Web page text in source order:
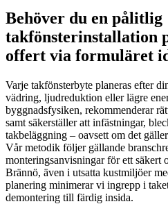
Behöver du en pålitlig
takfönsterinstallation
offert via formuläret
Varje takfönsterbyte planeras efter
vädring, ljudreduktion eller lägre
byggnadsfysiken, rekommenderar
samt säkerställer att infästningar,
takbeläggning – oavsett om det
Vår metodik följer gällande
monteringsanvisningar för ett säkert
Brännö, även i utsatta kustmiljöer
planering minimerar vi ingrepp i
demontering till färdig insida.